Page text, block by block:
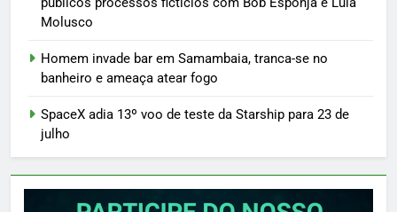
Molusco
Homem invade bar em Samambaia, tranca-se no
banheiro e ameaça atear fogo
SpaceX adia 13º voo de teste da Starship para 23 de
julho